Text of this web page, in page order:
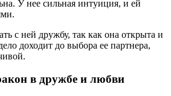
У нее сильная интуиция, и ей
с ней дружбу, так как она открыта и
доходит до выбора ее партнера,
в дружбе и любви